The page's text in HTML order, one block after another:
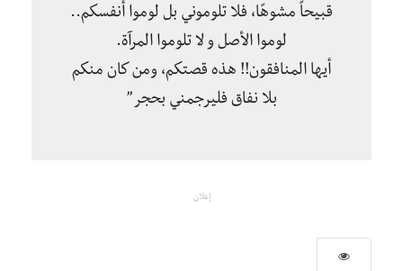
قبيحاً مشوهًا، فلا تلوموني بل لوموا أنفسكم..
لوموا الأصل و لا تلوموا المرآة.
أيها المنافقون!! هذه قصتكم، ومن كان منكم
بلا نفاق فليرجمني بحجر”
إعلان